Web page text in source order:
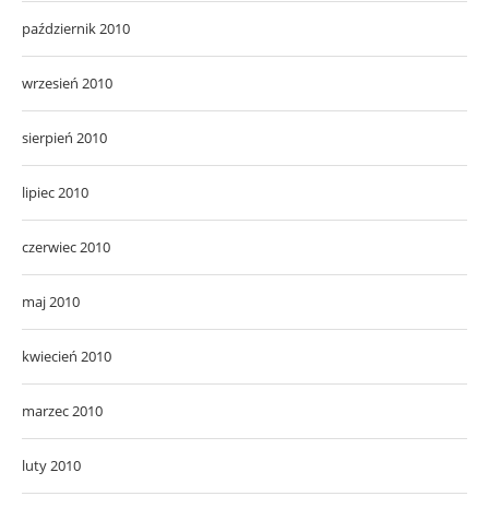
październik 2010
wrzesień 2010
sierpień 2010
lipiec 2010
czerwiec 2010
maj 2010
kwiecień 2010
marzec 2010
luty 2010